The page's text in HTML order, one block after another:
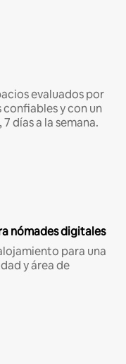
evaluados por
y con un
días a la semana.
nómades digitales
para una
y área de